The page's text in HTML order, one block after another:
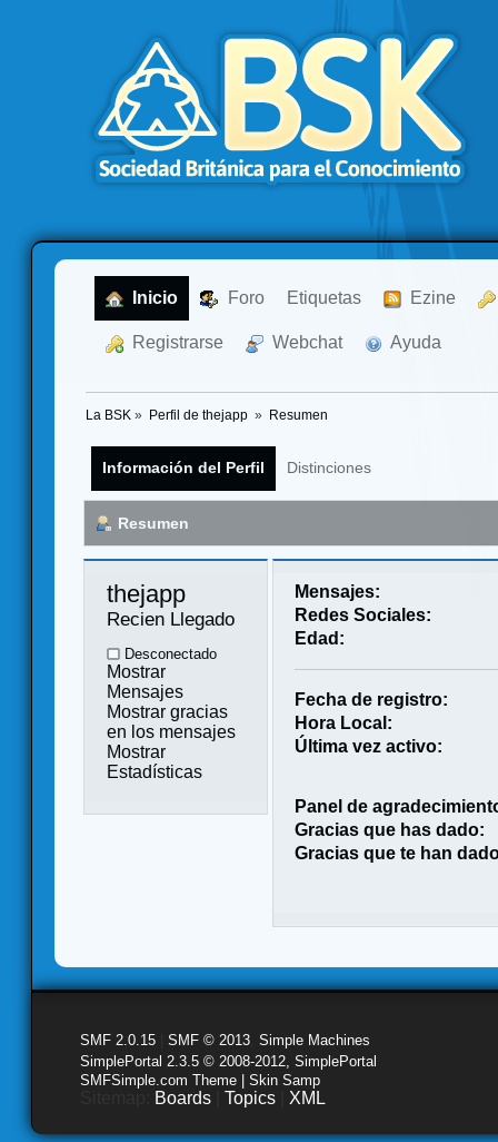
Inicio Foro Etiquetas Ezine
Registrarse Webchat Ayuda
La BSK » Perfil de thejapp » Resumen
Información del Perfil Distinciones
Resumen
thejapp
Recien Llegado
Desconectado
Mostrar
Mensajes
Mostrar gracias
en los mensajes
Mostrar
Estadísticas
Mensajes:
Redes Sociales:
Edad:
Fecha de registro:
Hora Local:
Última vez activo:
Panel de
Gracias que has dado:
Gracias que te han
SMF 2.0.15 SMF © 2013 Simple Machines
SimplePortal 2.3.5 © 2008-2012, SimplePortal
SMFSimple.com Theme | Skin Samp
Boards Topics XML